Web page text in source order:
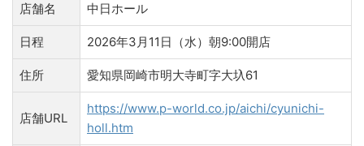
店舗名 中日ホール
日程 2026年3月11日（水）朝9:00開店
住所 愛知県岡崎市明大寺町字大圦61
店舗URL
https://www.p-world.co.jp/aichi/cyunichi-
holl.htm